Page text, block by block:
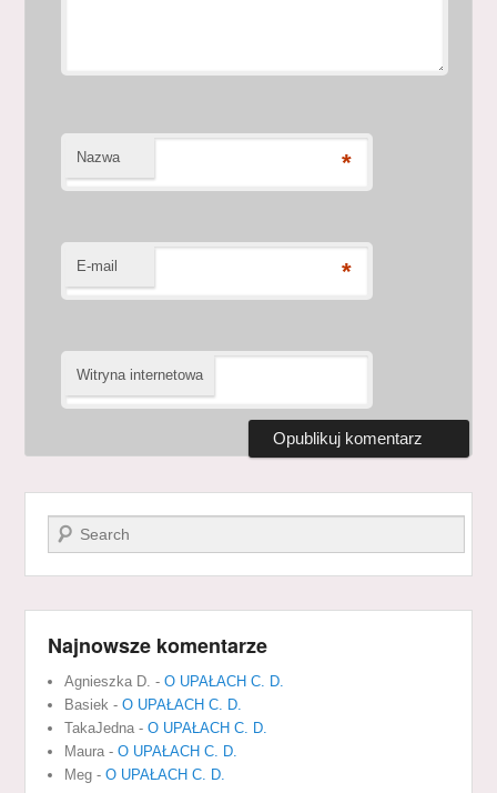
Nazwa *
E-mail *
Witryna internetowa
Szukaj
Najnowsze komentarze
Agnieszka D. -O UPAŁACH C. D.
Basiek -O UPAŁACH C. D.
TakaJedna -O UPAŁACH C. D.
Maura -O UPAŁACH C. D.
Meg -O UPAŁACH C. D.